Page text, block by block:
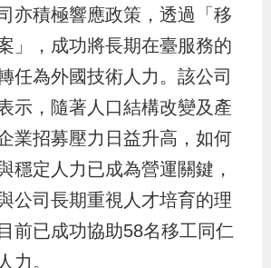
亦積極響應政策，透過「移
」，成功將長期在臺服務的
任為外國技術人力。該公司
示，隨著人口結構改變及產
業招募壓力日益升高，如何
穩定人力已成為營運關鍵，
公司長期重視人才培育的理
前已成功協助58名移工同仁
力。